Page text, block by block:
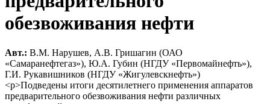
обезвоживания нефти
Авт.: В.М. Нарушев, А.В. Гришагин (ОАО
«Самаранефтегаз»), Ю.А. Губин (НГДУ «Первомайнефть»),
Г.И. Рукавишников (НГДУ «Жигулевскнефть»)
<p>Подведены итоги десятилетнего применения аппаратов
предварительного обезвоживания нефти различных